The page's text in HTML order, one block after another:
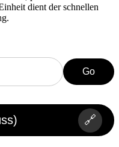
dient der schnellen
Go
🔗